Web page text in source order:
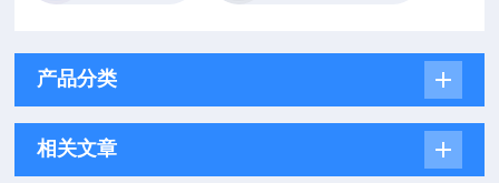
产品分类
相关文章